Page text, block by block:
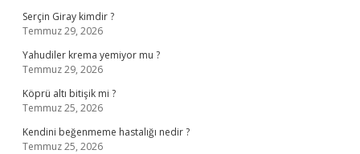
Serçin Giray kimdir ?
Temmuz 29, 2026
Yahudiler krema yemiyor mu ?
Temmuz 29, 2026
Köprü altı bitişik mi ?
Temmuz 25, 2026
Kendini beğenmeme hastalığı nedir ?
Temmuz 25, 2026